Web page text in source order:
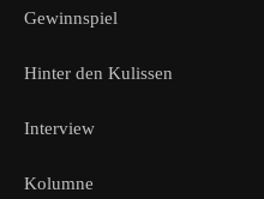
Gewinnspiel
Hinter den Kulissen
Interview
Kolumne